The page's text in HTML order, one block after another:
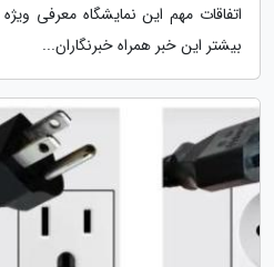
اتفاقات مهم این نمایشگاه معرفی
بیشتر این خبر همراه خبرنگاران...